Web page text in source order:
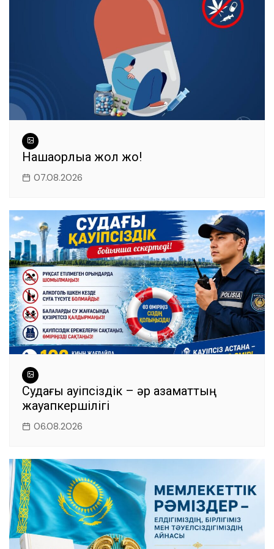
Нашақорлыққа жол жоқ!
07.08.2026
Судағы қауіпсіздік – әр азаматтың
жауапкершілігі
06.08.2026